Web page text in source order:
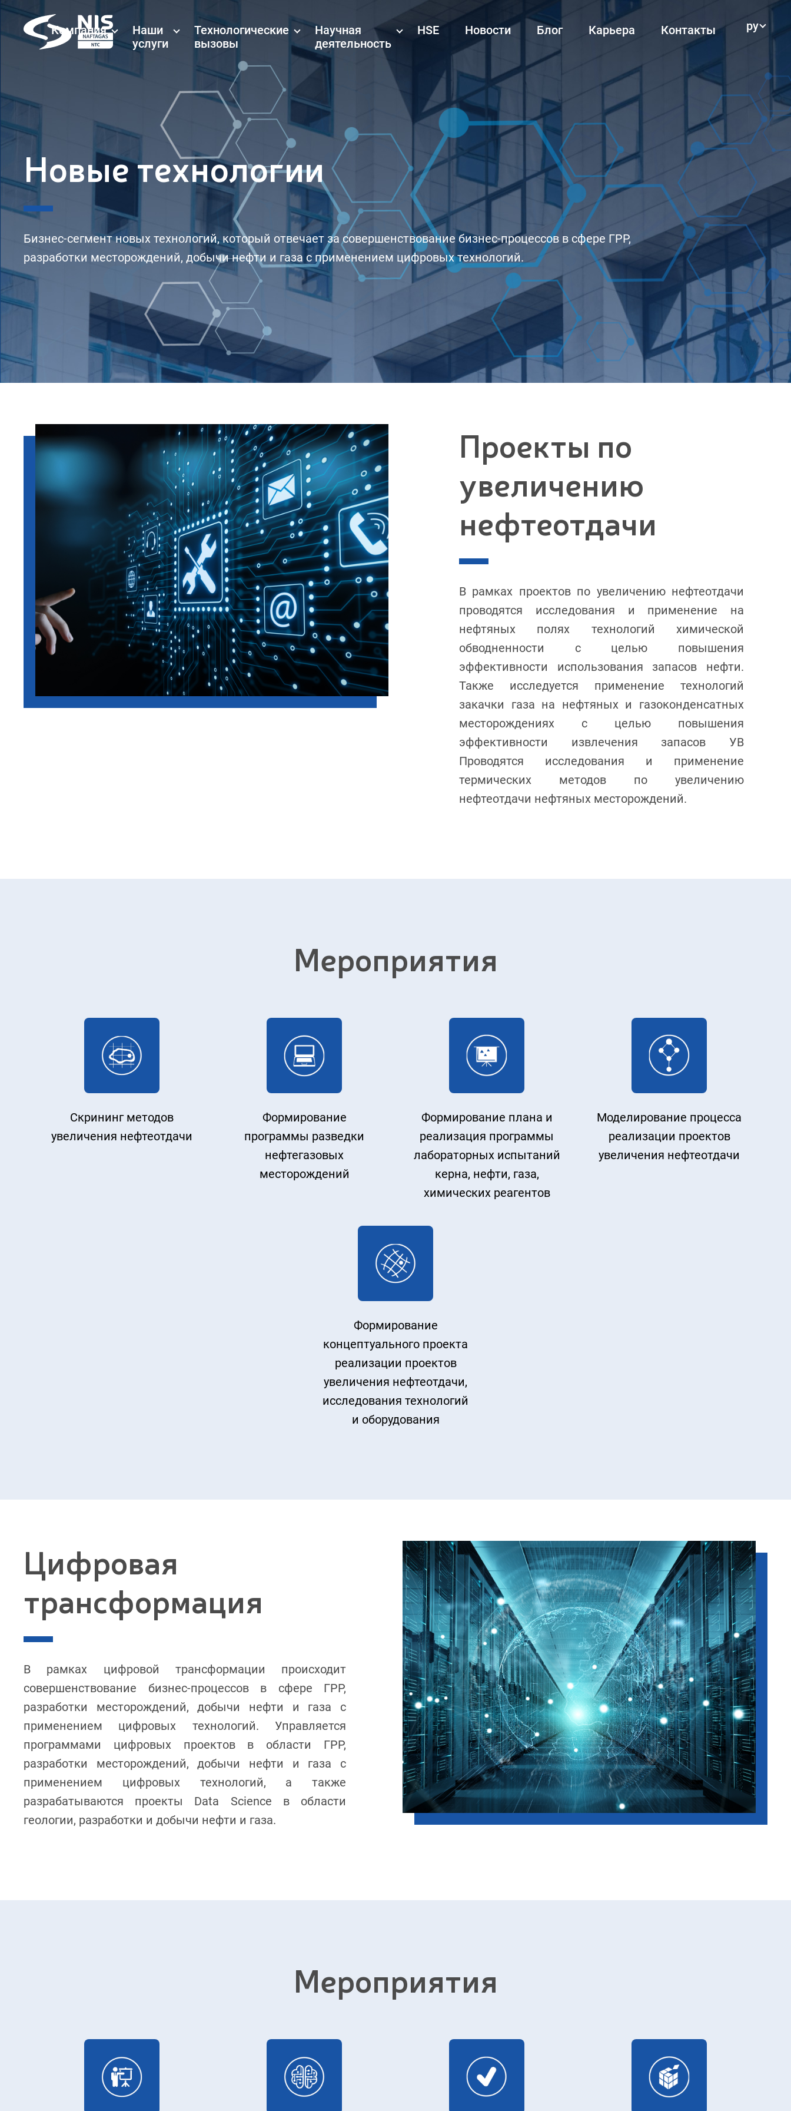
Компания
Наши
услуги
Технологические
вызовы
Научная
деятельность
HSE Новости Блог Карьера Контакты ру
Новые технологии
Бизнес-сегмент новых технологий, который отвечает за совершенствование бизнес-процессов в сфере ГРР,
разработки месторождений, добычи нефти и газа с применением цифровых технологий.
Проекты по
увеличению
нефтеотдачи
В рамках проектов по увеличению нефтеотдачи
проводятся исследования и применение на
нефтяных полях технологий химической
обводненности с целью повышения
эффективности использования запасов нефти.
Также исследуется применение технологий
закачки газа на нефтяных и газоконденсатных
месторождениях с целью повышения
эффективности извлечения запасов УВ
Проводятся исследования и применение
термических методов по увеличению
нефтеотдачи нефтяных месторождений.
Мероприятия
Скрининг методов
увеличения нефтеотдачи
Формирование
программы разведки
нефтегазовых
месторождений
Формирование плана и
реализация программы
лабораторных испытаний
керна, нефти, газа,
химических реагентов
Моделирование процесса
реализации проектов
увеличения нефтеотдачи
Формирование
концептуального проекта
реализации проектов
увеличения нефтеотдачи,
исследования технологий
и оборудования
Цифровая
трансформация
В рамках цифровой трансформации происходит
совершенствование бизнес-процессов в сфере ГРР,
разработки месторождений, добычи нефти и газа с
применением цифровых технологий. Управляется
программами цифровых проектов в области ГРР,
разработки месторождений, добычи нефти и газа с
применением цифровых технологий, а также
разрабатываются проекты Data Science в области
геологии, разработки и добычи нефти и газа.
Мероприятия